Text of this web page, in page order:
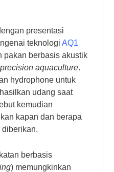
presentasi
teknologiAQ1
pakan berbasis akustik
precision aquaculture.
hydrophone untuk
udang saat
kemudian
kapan dan berapa
diberikan.
berbasis
) memungkinkan